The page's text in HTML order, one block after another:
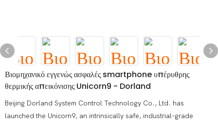
Βιομηχανικό εγγενώς ασφαλές smartphone υπέρυθρης
θερμικής απεικόνισης Unicorn9 - Dorland
Beijing Dorland System Control Technology Co., Ltd. has
launched the Unicorn9, an intrinsically safe, industrial-grade